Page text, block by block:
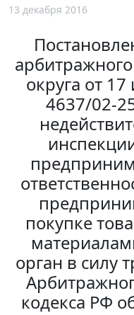
13 декабря 2016
округа от
4637/02-
покупке
орган в силу
кодекса РФ